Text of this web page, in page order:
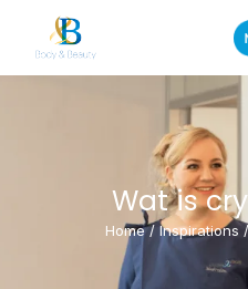
Wat is
Home/Inspirations